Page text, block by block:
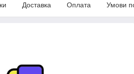
Доставка Оплата Умови